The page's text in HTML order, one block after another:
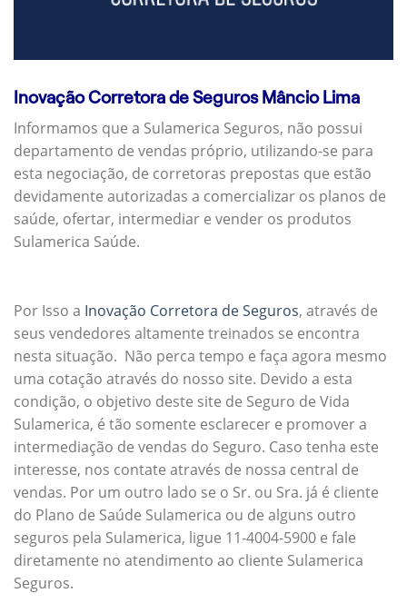
Inovação Corretora de Seguros Mâncio Lima
Informamos que a Sulamerica Seguros, não possui
departamento de vendas próprio, utilizando-se para
esta negociação, de corretoras prepostas que estão
devidamente autorizadas a comercializar os planos de
saúde, ofertar, intermediar e vender os produtos
Sulamerica Saúde.
Por Isso a Inovação Corretora de Seguros, através de
seus vendedores altamente treinados se encontra
nesta situação. Não perca tempo e faça agora mesmo
uma cotação através do nosso site. Devido a esta
condição, o objetivo deste site de Seguro de Vida
Sulamerica, é tão somente esclarecer e promover a
intermediação de vendas do Seguro. Caso tenha este
interesse, nos contate através de nossa central de
vendas. Por um outro lado se o Sr. ou Sra. já é cliente
do Plano de Saúde Sulamerica ou de alguns outro
seguros pela Sulamerica, ligue 11-4004-5900 e fale
diretamente no atendimento ao cliente Sulamerica
Seguros.